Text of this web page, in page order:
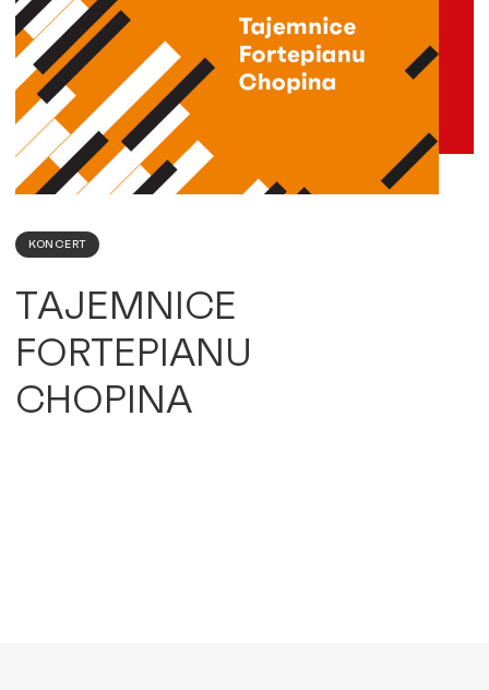
KONCERT
TAJEMNICE
FORTEPIANU
CHOPINA